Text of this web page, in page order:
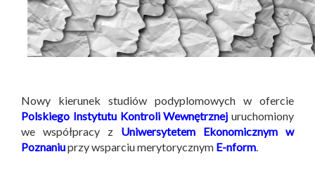
Nowy kierunek studiów podyplomowych w ofercie
Polskiego Instytutu Kontroli Wewnętrznej uruchomiony
we współpracy z Uniwersytetem Ekonomicznym w
Poznaniuprzy wsparciu merytorycznym E-nform